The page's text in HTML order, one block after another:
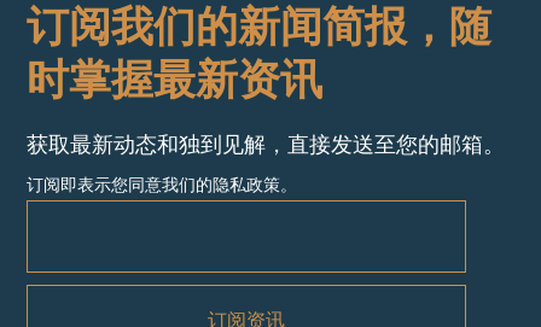
订阅我们的新闻简报，随
时掌握最新资讯
获取最新动态和独到见解，直接发送至您的邮箱。
订阅即表示您同意我们的隐私政策。